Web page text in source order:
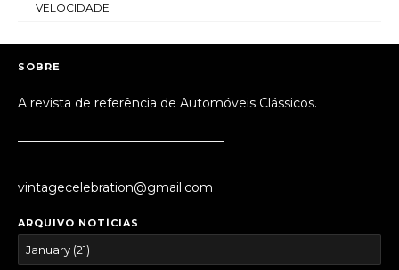
VELOCIDADE
SOBRE
A revista de referência de Automóveis Clássicos.
vintagecelebration@gmail.com
ARQUIVO NOTÍCIAS